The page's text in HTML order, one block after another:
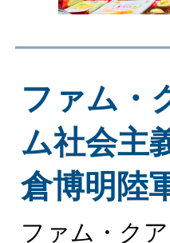
ファム・
ム社会主
倉博明陸
ファム・ク